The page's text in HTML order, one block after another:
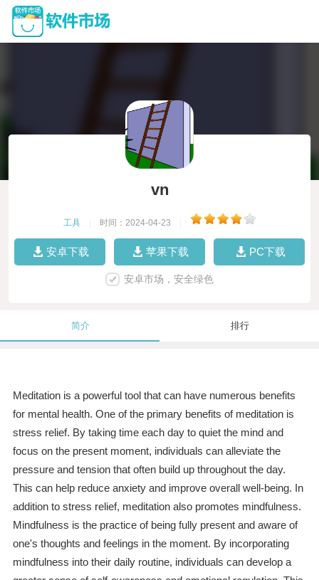
vn
工具 时间：2024-04-23
安卓下载 苹果下载 PC下载
安卓市场，安全绿色
简介 排行
Meditation is a powerful tool that can have numerous benefits
for mental health. One of the primary benefits of meditation is
stress relief. By taking time each day to quiet the mind and
focus on the present moment, individuals can alleviate the
pressure and tension that often build up throughout the day.
This can help reduce anxiety and improve overall well-being. In
addition to stress relief, meditation also promotes mindfulness.
Mindfulness is the practice of being fully present and aware of
one's thoughts and feelings in the moment. By incorporating
mindfulness into their daily routine, individuals can develop a